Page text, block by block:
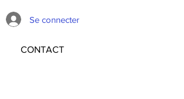
Se connecter
CONTACT